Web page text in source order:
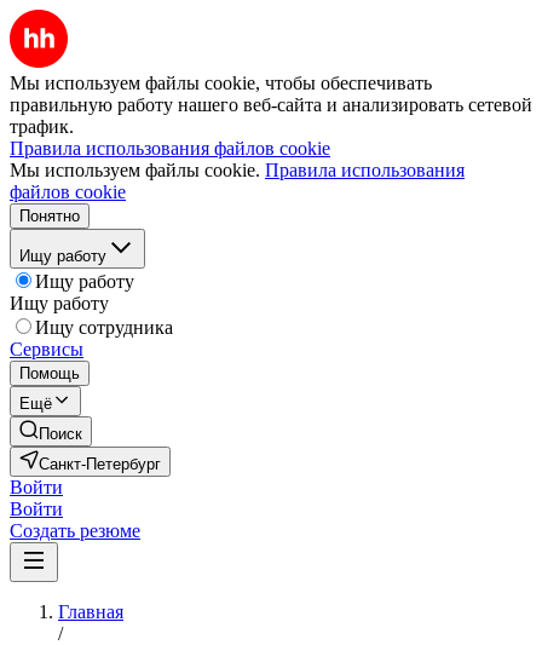
Мы используем файлы cookie, чтобы обеспечивать
правильную работу нашего веб-сайта и анализировать сетевой
трафик.
Правила использования файлов cookie
Мы используем файлы cookie. Правила использования
файлов cookie
Понятно
Ищу работу
Ищу работу
Ищу работу
Ищу сотрудника
Сервисы
Помощь
Ещё
Поиск
Санкт-Петербург
Войти
Войти
Создать резюме
Главная
/